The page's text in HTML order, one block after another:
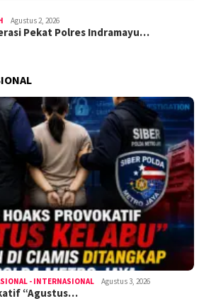
Agustus 2, 2026
Pekat Polres Indramayu…
- INTERNASIONAL Agustus 3, 2026
“Agustus…